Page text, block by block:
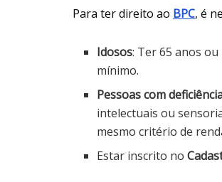
Para ter direito ao BPC, é
Idosos: Ter 65 anos
mínimo.
Pessoas com
intelectuais ou
mesmo critério de
Estar inscrito no